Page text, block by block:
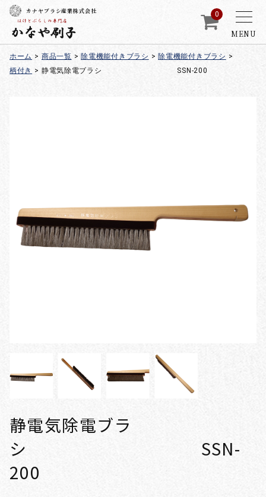
MENU
カナヤブラシ産業株式会社 0
ホーム > 商品一覧 > 除電機能付きブラシ > 除電機能付きブラシ >
柄付き > 静電気除電ブラシ SSN-200
静電気除電ブラ
シ SSN-
200